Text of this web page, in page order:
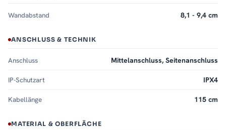
Wandabstand 8,1 - 9,4 cm
ANSCHLUSS & TECHNIK
Anschluss Mittelanschluss, Seitenanschluss
IP-Schutzart IPX4
Kabellänge 115 cm
MATERIAL & OBERFLÄCHE